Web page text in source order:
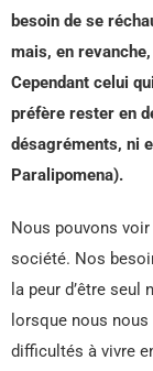
besoin de se
mais, en
Cependant celui
préfère rester en
désagréments, ni
Paralipomena).
Nous pouvons
société. Nos
la peur d’être
lorsque nous
difficultés à vivre